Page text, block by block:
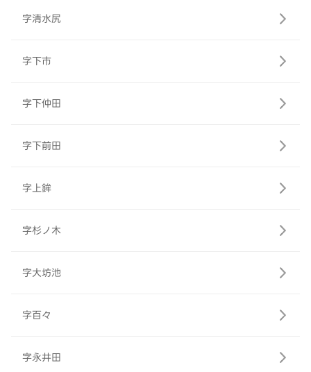
字清水尻
字下市
字下仲田
字下前田
字上鉾
字杉ノ木
字大坊池
字百々
字永井田